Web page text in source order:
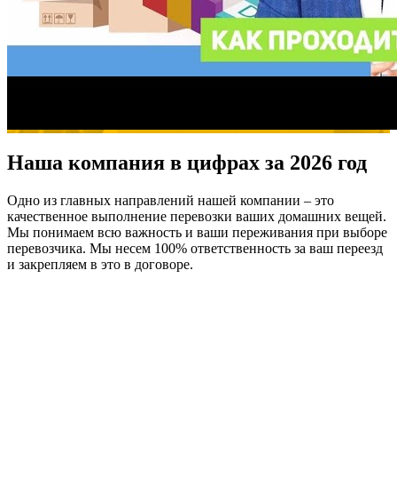
Наша компания в цифрах за 2026 год
Одно из главных направлений нашей компании – это
качественное выполнение перевозки ваших домашних вещей.
Мы понимаем всю важность и ваши переживания при выборе
перевозчика. Мы несем 100% ответственность за ваш переезд
и закрепляем в это в договоре.